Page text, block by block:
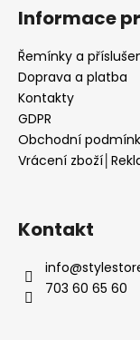
Informace
Řemínky a
Doprava a platba
Kontakty
GDPR
Obchodní
Vrácení
Kontakt
info@
703 60 65 60